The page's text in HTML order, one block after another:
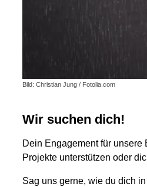
Bild: Christian Jung / Fotolia.com
Wir suchen dich!
Dein Engagement für
Projekte unterstützen oder
Sag uns gerne, wie du dich